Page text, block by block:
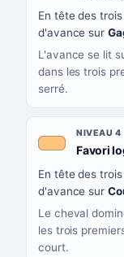
En tête des
d'avance sur
L'avance se lit
dans les trois
serré.
NIVEAU 4
Favori
En tête des
d'avance sur
Le cheval
les trois
court.